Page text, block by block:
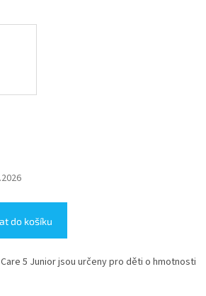
do košíku
5 Junior jsou určeny pro děti o hmotnosti